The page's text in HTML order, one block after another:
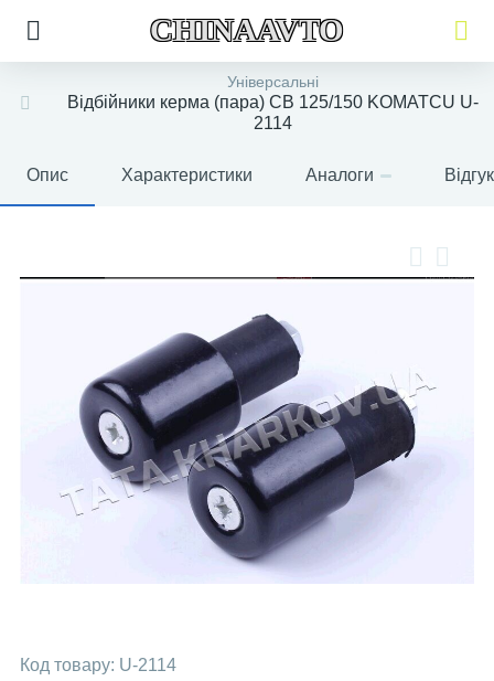
CHINAAVTO
Універсальні
Відбійники керма (пара) CB 125/150 KOMATCU U-
2114
Опис Характеристики Аналоги
Код товару: U-2114